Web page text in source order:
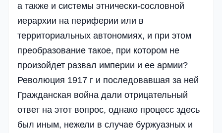
а также и системы этнически-сословной
иерархии на периферии или в
территориальных автономиях, и при этом
преобразование такое, при котором не
произойдет развал империи и ее армии?
Революция 1917 г и последовавшая за ней
Гражданская война дали отрицательный
ответ на этот вопрос, однако процесс здесь
был иным, нежели в случае буржуазных и